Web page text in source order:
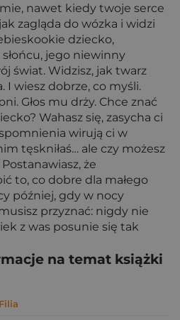
nawet kiedy twoje serce
zagląda do wózka i widzi
dziecko,
jego niewinny
świat. Widzisz, jak twarz
I wiesz dobrze, co myśli.
Głos mu drży. Chce znać
Wahasz się, zasycha ci
wirują ci w
tęskniłaś… ale czy możesz
że
to, co dobre dla małego
później, gdy w nocy
przyznać: nigdy nie
z was posunie się tak
na temat książki
Filia